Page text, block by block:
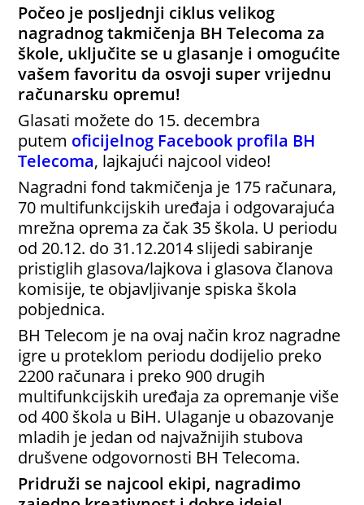
Počeo je posljednji ciklus velikog
nagradnog takmičenja BH Telecoma za
škole, uključite se u glasanje i omogućite
vašem favoritu da osvoji super vrijednu
računarsku opremu!
Glasati možete do 15. decembra
putem oficijelnog Facebook profila BH
Telecoma, lajkajući najcool video!
Nagradni fond takmičenja je 175 računara,
70 multifunkcijskih uređaja i odgovarajuća
mrežna oprema za čak 35 škola. U periodu
od 20.12. do 31.12.2014 slijedi sabiranje
pristiglih glasova/lajkova i glasova članova
komisije, te objavljivanje spiska škola
pobjednica.
BH Telecom je na ovaj način kroz nagradne
igre u proteklom periodu dodijelio preko
2200 računara i preko 900 drugih
multifunkcijskih uređaja za opremanje više
od 400 škola u BiH. Ulaganje u obazovanje
mladih je jedan od najvažnijih stubova
drušvene odgovornosti BH Telecoma.
Pridruži se najcool ekipi, nagradimo